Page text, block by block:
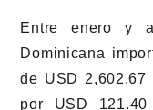
Entre enero y
Dominicana
de USD
por USD